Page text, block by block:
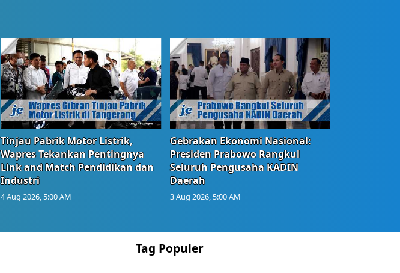
Tinjau Pabrik Motor Listrik,
Wapres Tekankan Pentingnya
Link and Match Pendidikan dan
Industri
4 Aug 2026, 5:00 AM
Gebrakan Ekonomi Nasional:
Presiden Prabowo Rangkul
Seluruh Pengusaha KADIN
Daerah
3 Aug 2026, 5:00 AM
Tag Populer